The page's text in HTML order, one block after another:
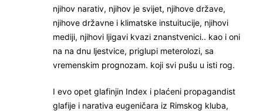
njihov narativ, njihov je svijet, njihove države,
njihove državne i klimatske instuitucije, njihovi
mediji, njihovi ljigavi kvazi znanstvenici.. kao i oni
na na dnu ljestvice, priglupi meterolozi, sa
vremenskim prognozam. koji svi pušu u isti rog.
I evo opet glafinjin Index i plaćeni propagandist
glafije i narativa eugeničara iz Rimskog kluba,